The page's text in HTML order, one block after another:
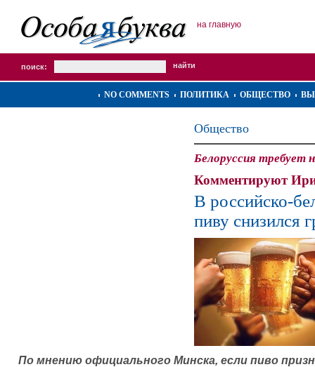
на главную
поиск:
NO COMMENTS ПОЛИТИКА ОБЩЕСТВО
Общество
Белоруссия требует
Комментируют
В российско-
пиву снизился
По мнению официального Минска, если пиво